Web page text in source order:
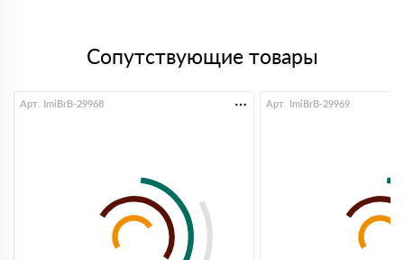
Сопутствующие товары
Арт. ImiBrB-29968 Арт. ImiBrB-29969